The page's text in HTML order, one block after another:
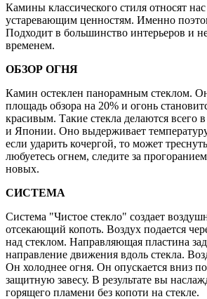
Камины классического стиля относят
устаревающим ценностям. Именно
Подходит в большинство интерьеров и не
временем.
ОБЗОР ОГНЯ
Камин остеклен панорамным стеклом.
площадь обзора на 20% и огонь
красивым. Такие стекла делаются всего
и Японии. Оно выдерживает
если ударить кочергой, то может
любуетесь огнем, следите за
новых.
СИСТЕМА
Система "Чистое стекло" создает
отсекающий копоть. Воздух подается
над стеклом. Направляющая пластина
направление движения вдоль стекла.
Он холоднее огня. Он опускается вниз по
защитную завесу. В результате вы
горящего пламени без копоти на стекле.